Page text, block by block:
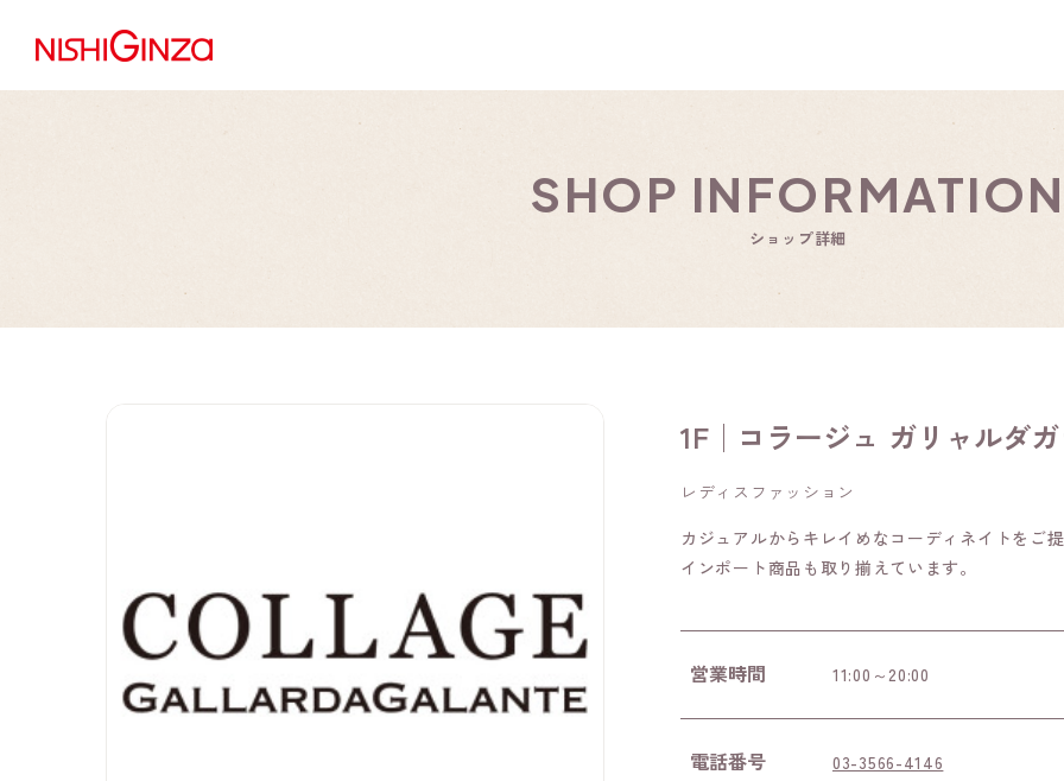
SHOP INFORMATION
ショップ詳細
1F│コラージュ ガリャルダ
レディスファッション
カジュアルからキレイめなコーディネイトをご提
インポート商品も取り揃えています。
営業時間 11:00～20:00
電話番号 03-3566-4146